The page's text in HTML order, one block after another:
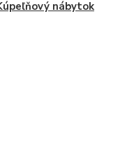
nábytok